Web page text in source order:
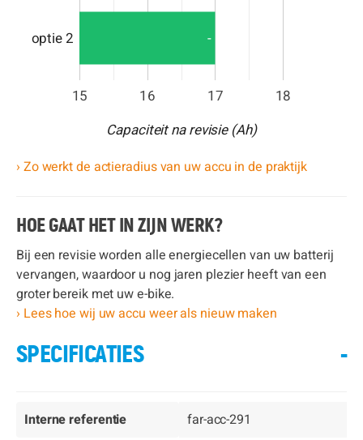
15 16 17 18
optie 2 -
Capaciteit na revisie (Ah)
› Zo werkt de actieradius van uw accu in de praktijk
HOE GAAT HET IN ZIJN WERK?
Bij een revisie worden alle energiecellen van uw batterij
vervangen, waardoor u nog jaren plezier heeft van een
groter bereik met uw e-bike.
› Lees hoe wij uw accu weer als nieuw maken
SPECIFICATIES -
Interne referentie
far-acc-291